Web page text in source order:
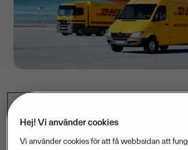
Nu stärker Visma erbjudandet hos
Hej! Vi använder cookies
Vi använder cookies för att få webbsidan att